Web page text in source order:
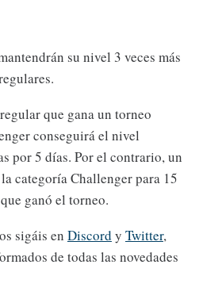
su nivel 3 veces más
que gana un torneo
conseguirá el nivel
por 5 días. Por el contrario, un
categoría Challenger para 15
ganó el torneo.
sigáis en Discord y Twitter,
de todas las novedades